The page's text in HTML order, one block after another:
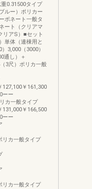
0.31500タイプ
ルー）ポリカー
ボネート一般タ
ート（クリアマ
リアS）■セット
単体（連棟用と
3,000（3000）
通し）＋
3尺）ポリカ一般
127,100￥161,300
ーー
カ一般タイプ
131,000￥166,500
ーー
リカ一般タイプ
リカ一般タイプ